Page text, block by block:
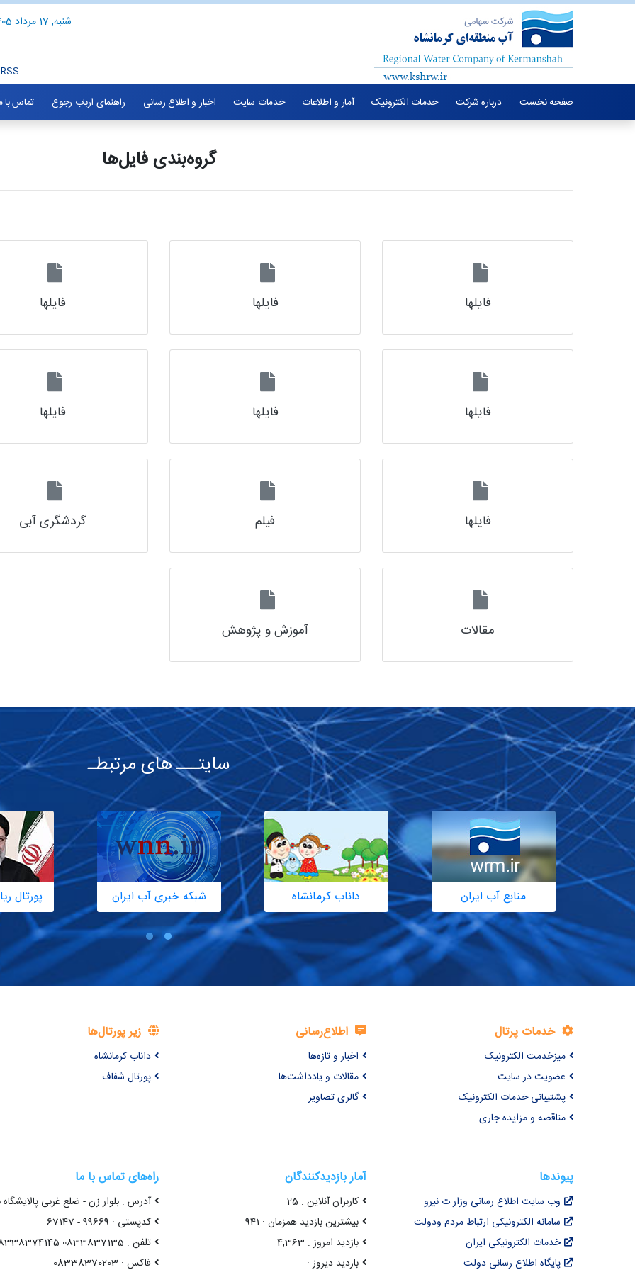
شنبه, 17 مرداد 1405
RSS
صفحه نخست درباره شرکت خدمات الکترونیک آمار و اطلاعات خدمات سایت اخبار و اطلاع رسانی راهنمای ارباب رجوع تماس با
گروه‌بندی فایل‌ها
فایلها فایلها فایلها
فایلها فایلها فایلها
فایلها فیلم گردشگری آبی
مقالات آموزش و پژوهش
سایتـــ های مرتبطـ
منابع آب ایران داناب کرمانشاه شبکه خبری آب ایران پورتال
خدمات پرتال
میزخدمت الکترونیک
عضویت در سایت
پشتیبانی خدمات الکترونیک
مناقصه و مزایده جاری
اطلاع‌رسانی
اخبار و تازه‌ها
مقالات و یادداشت‌ها
گالری تصاویر
زیر پورتال‌ها
داناب کرمانشاه
پورتال شفاف
پیوندها
وب سایت اطلاع رسانی وزار ت نیرو
سامانه الکترونیکی ارتباط مردم ودولت
خدمات الکترونیکی ایران
پایگاه اطلاع رسانی دولت
آمار بازدیدکنندگان
کاربران آنلاین : 25
بیشترین بازدید همزمان : 941
بازدید امروز : 4,363
بازدید دیروز :
راه‌های تماس با ما
آدرس : بلوار زن - ضلع غربی
کدپستی : 99669 - 67147
تلفن : 0833837135 08338374145
فاکس : 08338370203